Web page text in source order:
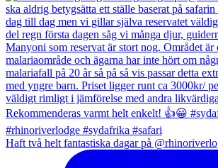
Haft två helt fantastiska dagar på @rhinoriverlo